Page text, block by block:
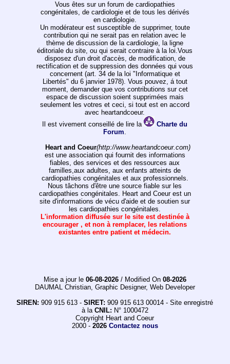
Vous êtes sur un forum de cardiopathies
congénitales, de cardiologie et de tous les dérivés
en cardiologie.
Un modérateur est susceptible de supprimer, toute
contribution qui ne serait pas en relation avec le
thème de discussion de la cardiologie, la ligne
éditoriale du site, ou qui serait contraire à la loi.Vous
disposez d'un droit d'accès, de modification, de
rectification et de suppression des données qui vous
concernent (art. 34 de la loi "Informatique et
Libertés" du 6 janvier 1978). Vous pouvez, á tout
moment, demander que vos contributions sur cet
espace de discussion soient supprimées mais
seulement les votres et ceci, si tout est en accord
avec heartandcoeur.
Il est vivement conseillé de lire la
Charte du
Forum.
Heart and Coeur(http://www.heartandcoeur.com)
est une association qui fournit des informations
fiables, des services et des ressources aux
familles,aux adultes, aux enfants atteints de
cardiopathies congénitales et aux professionnels.
Nous tâchons d'être une source fiable sur les
cardiopathies congénitales. Heart and Coeur est un
site d'informations de vécu d'aide et de soutien sur
les cardiopathies congénitales.
L'information diffusée sur le site est destinée à
encourager , et non à remplacer, les relations
existantes entre patient et médecin.
Mise a jour le 06-08-2026/ Modified On 08-2026
DAUMAL Christian, Graphic Designer, Web Developer
SIREN: 909 915 613 -SIRET: 909 915 613 00014 - Site enregistré
à la CNIL: N° 1000472
Copyright Heart and Coeur
2000 - 2026 Contactez nous